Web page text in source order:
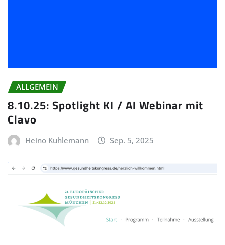
ALLGEMEIN
8.10.25: Spotlight KI / AI Webinar mit
Clavo
Heino Kuhlemann Sep. 5, 2025